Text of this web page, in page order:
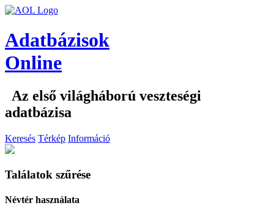
Adatbázisok
Online
Az első világháború veszteségi
adatbázisa
Keresés Térkép Információ
Találatok szűrése
Névtér használata